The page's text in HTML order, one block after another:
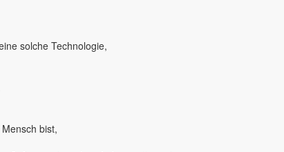
solche Technologie,
bist,